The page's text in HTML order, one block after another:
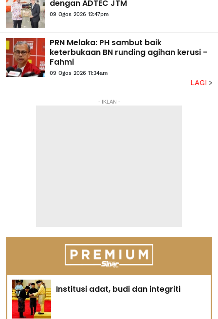
dengan ADTEC JTM
09 Ogos 2026 12:47pm
PRN Melaka: PH sambut baik
keterbukaan BN runding agihan kerusi -
Fahmi
09 Ogos 2026 11:34am
LAGI
- IKLAN -
Institusi adat, budi dan integriti